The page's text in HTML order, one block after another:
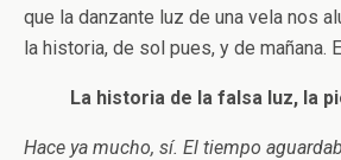
que la danzante luz de una vela nos
la historia, de sol pues, y de mañana.
La historia de la falsa luz, la
Hace ya mucho, sí. El tiempo